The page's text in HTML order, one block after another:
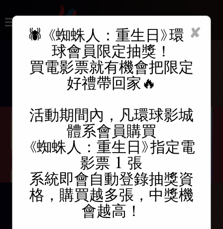
時刻查詢
✘
🕷️ 《蜘蛛人：重生日》環
球會員限定抽獎！
買電影票就有機會把限定
好禮帶回家🔥
活動期間內，凡環球影城
體系會員購買
《蜘蛛人：重生日》指定電
影票 1 張
系統即會自動登錄抽獎資
格，購買越多張，中獎機
會越高！